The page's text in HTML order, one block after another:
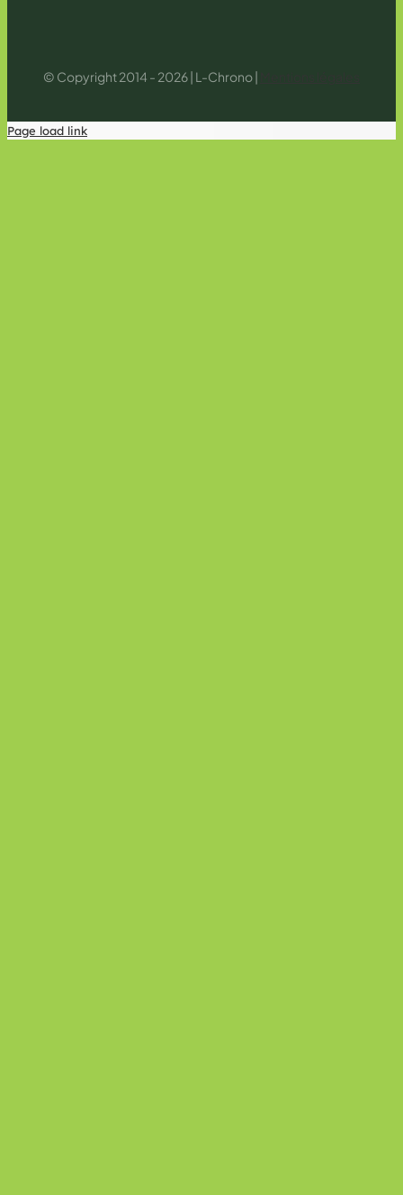
© Copyright 2014 - 2026 | L-Chrono |
Page load link